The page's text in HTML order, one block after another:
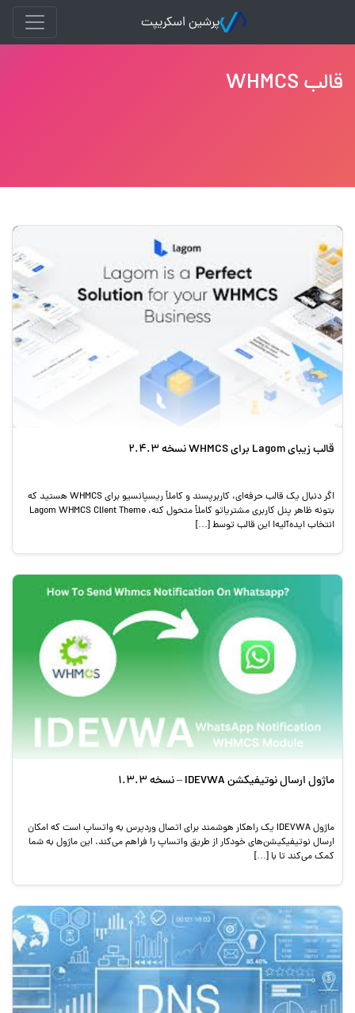
پرشین اسکریپت
قالب WHMCS
قالب زیبای Lagom برای WHMCS نسخه 2.4.3
اگر دنبال یک قالب حرفه‌ای، کاربرپسند و کاملاً ریسپانسیو برای WHMCS هستید که
بتونه ظاهر پنل کاربری مشتریاتو کاملاً متحول کنه، Lagom WHMCS Client Theme
انتخاب ایده‌آلیه! این قالب توسط […]
ماژول ارسال نوتیفیکشن IDEVWA – نسخه 1.3.3
ماژول IDEVWA یک راهکار هوشمند برای اتصال وردپرس به واتساپ است که امکان
ارسال نوتیفیکیشن‌های خودکار از طریق واتساپ را فراهم می‌کند. این ماژول به شما
کمک می‌کند تا با […]